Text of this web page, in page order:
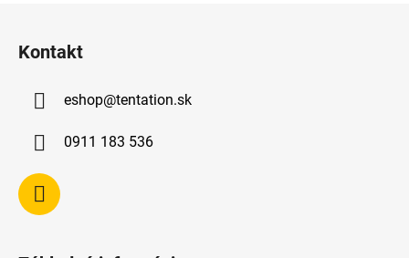
Kontakt
eshop@tentation.sk
0911 183 536